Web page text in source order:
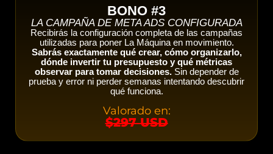
BONO #3
LA CAMPAÑA DE META ADS CONFIGURADA
Recibirás la configuración completa de las campañas
utilizadas para poner La Máquina en movimiento.
Sabrás exactamente qué crear, cómo organizarlo,
dónde invertir tu presupuesto y qué métricas
observar para tomar decisiones.Sin depender de
prueba y error ni perder semanas intentando descubrir
qué funciona.
Valorado en:
$297 USD